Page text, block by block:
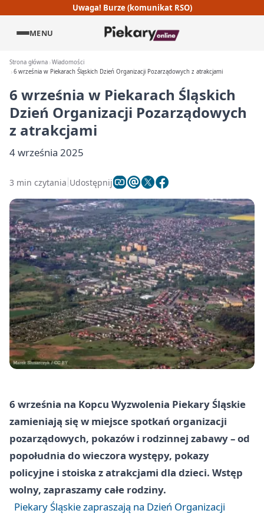
Uwaga! Burze (komunikat RSO)
MENU
Strona główna Wiadomości
6 września w Piekarach Śląskich Dzień Organizacji Pozarządowych z atrakcjami
6 września w Piekarach Śląskich
Dzień Organizacji Pozarządowych
z atrakcjami
4 września 2025
3 min czytania Udostępnij
6 września na Kopcu Wyzwolenia Piekary Śląskie
zamieniają się w miejsce spotkań organizacji
pozarządowych, pokazów i rodzinnej zabawy – od
popołudnia do wieczora występy, pokazy
policyjne i stoiska z atrakcjami dla dzieci. Wstęp
wolny, zapraszamy całe rodziny.
Piekary Śląskie zapraszają na Dzień Organizacji